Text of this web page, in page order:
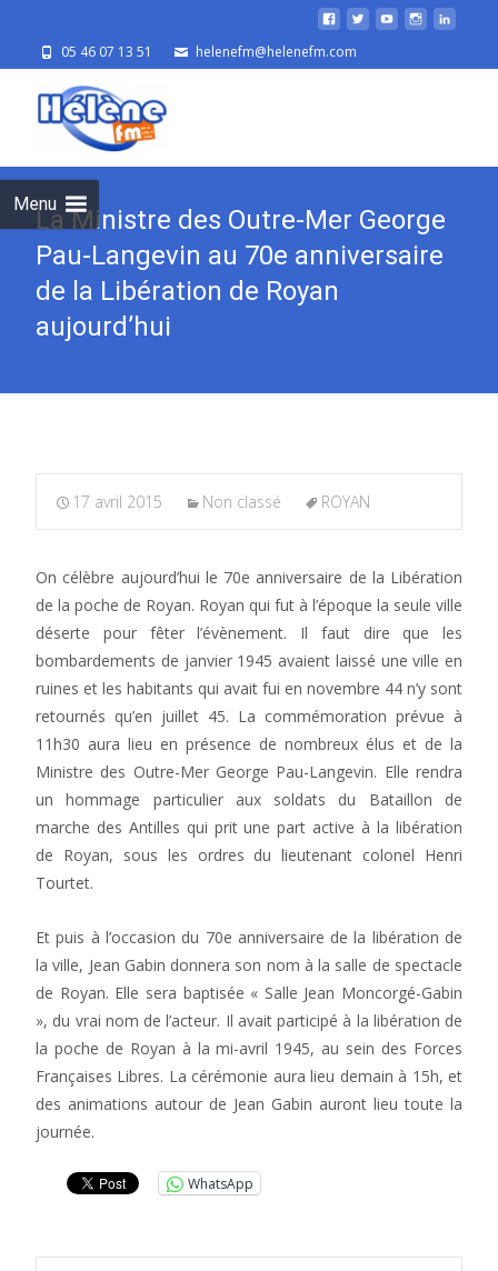
05 46 07 13 51 helenefm@helenefm.com
Menu
La Ministre des Outre-Mer George
Pau-Langevin au 70e anniversaire
de la Libération de Royan
aujourd’hui
17 avril 2015 Non classé ROYAN
On célèbre aujourd’hui le 70e anniversaire de la Libération
de la poche de Royan. Royan qui fut à l’époque la seule ville
déserte pour fêter l’évènement. Il faut dire que les
bombardements de janvier 1945 avaient laissé une ville en
ruines et les habitants qui avait fui en novembre 44 n’y sont
retournés qu’en juillet 45. La commémoration prévue à
11h30 aura lieu en présence de nombreux élus et de la
Ministre des Outre-Mer George Pau-Langevin. Elle rendra
un hommage particulier aux soldats du Bataillon de
marche des Antilles qui prit une part active à la libération
de Royan, sous les ordres du lieutenant colonel Henri
Tourtet.
Et puis à l’occasion du 70e anniversaire de la libération de
la ville, Jean Gabin donnera son nom à la salle de spectacle
de Royan. Elle sera baptisée « Salle Jean Moncorgé-Gabin
», du vrai nom de l’acteur. Il avait participé à la libération de
la poche de Royan à la mi-avril 1945, au sein des Forces
Françaises Libres. La cérémonie aura lieu demain à 15h, et
des animations autour de Jean Gabin auront lieu toute la
journée.
WhatsApp